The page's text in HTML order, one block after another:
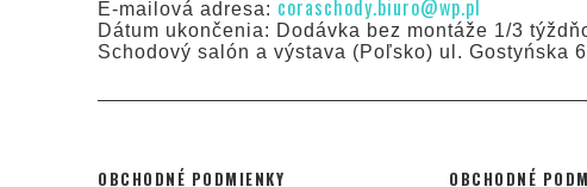
E-mailová adresa: coraschody.biuro@wp.pl
Dátum ukončenia: Dodávka bez montáže 1/3
Schodový salón a výstava (Poľsko) ul. Gostyńska
OBCHODNÉ PODMIENKY OBCHODNÉ